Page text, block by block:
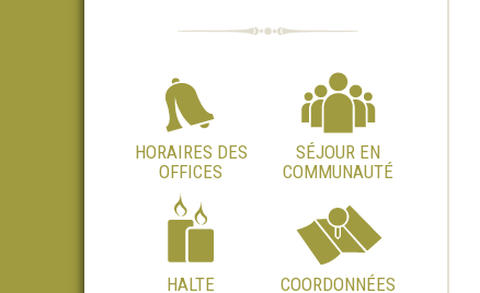
HORAIRES DES
OFFICES
SÉJOUR EN
COMMUNAUTÉ
HALTE COORDONNÉES